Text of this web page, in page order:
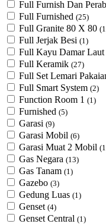
Full Furnish Dan
Full Furnished (25)
Full Granite 80 X 80
Full Jerjak Besi (1)
Full Kayu Damar Laut
Full Keramik (27)
Full Set Lemari
Full Smart System (2)
Function Room 1 (1)
Furnished (5)
Garasi (9)
Garasi Mobil (6)
Garasi Muat 2 Mobil
Gas Negara (13)
Gas Tanam (1)
Gazebo (3)
Gedung Luas (1)
Genset (4)
Genset Central (1)